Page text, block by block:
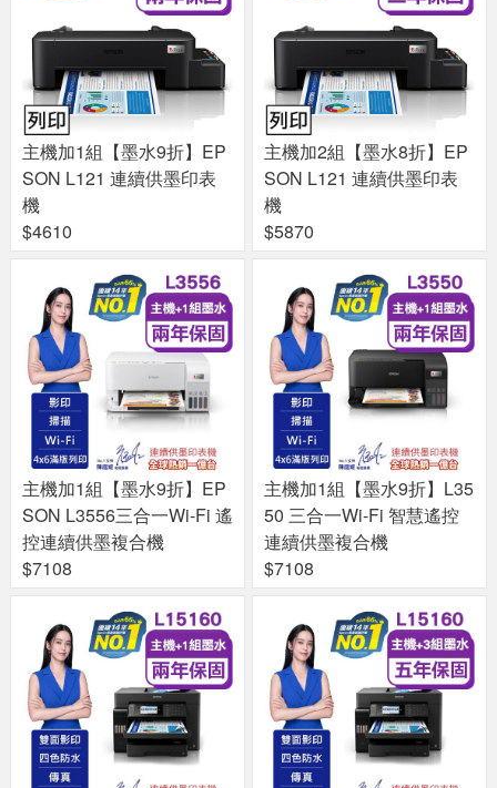
主機加1組【墨水9折】EP
SON L121 連續供墨印表
機
$4610
主機加2組【墨水8折】EP
SON L121 連續供墨印表
機
$5870
主機加1組【墨水9折】EP
SON L3556三合一Wi-Fi 遙
控連續供墨複合機
$7108
主機加1組【墨水9折】L35
50 三合一Wi-Fi 智慧遙控
連續供墨複合機
$7108